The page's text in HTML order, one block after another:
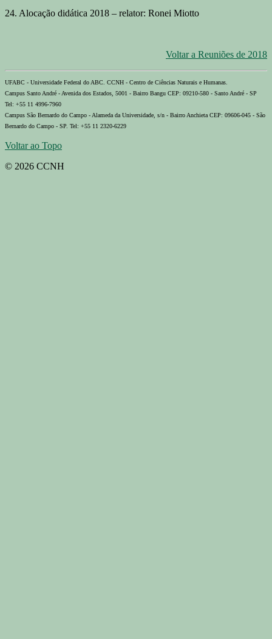
24. Alocação didática 2018 – relator: Ronei Miotto
Voltar a Reuniões de 2018
UFABC - Universidade Federal do ABC. CCNH - Centro de Ciências Naturais e Humanas.
Campus Santo André - Avenida dos Estados, 5001 - Bairro Bangu CEP: 09210-580 - Santo André - SP
Tel: +55 11 4996-7960
Campus São Bernardo do Campo - Alameda da Universidade, s/n - Bairro Anchieta CEP: 09606-045 - São
Bernardo do Campo - SP. Tel: +55 11 2320-6229
Voltar ao Topo
© 2026 CCNH